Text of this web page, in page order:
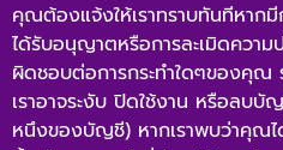
คุณต้องแจ้งให้เราทราบทันทีหาก
ได้รับอนุญาตหรือการละเมิดความ
ผิดชอบต่อการกระทำใดๆของคุณ
เราอาจระงับ ปิดใช้งาน หรือลบ
หนึงของบัญชี) หากเราพบว่าคุณ